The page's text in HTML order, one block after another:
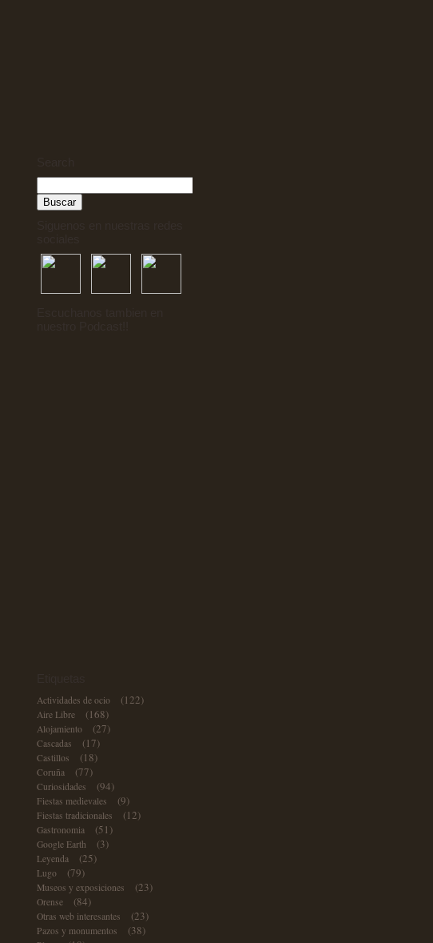
Actividades de ocio (122)
Aire Libre (168)
Alojamiento (27)
Cascadas (17)
Castillos (18)
Coruña (77)
Curiosidades (94)
Fiestas medievales (9)
Fiestas tradicionales (12)
Gastronomia (51)
Google Earth (3)
Leyenda (25)
Lugo (79)
Museos y exposiciones (23)
Orense (84)
Otras web interesantes (23)
Pazos y monumentos (38)